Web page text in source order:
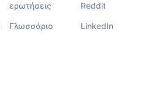
ερωτήσεις
Γλωσσάριο
Reddit
LinkedIn